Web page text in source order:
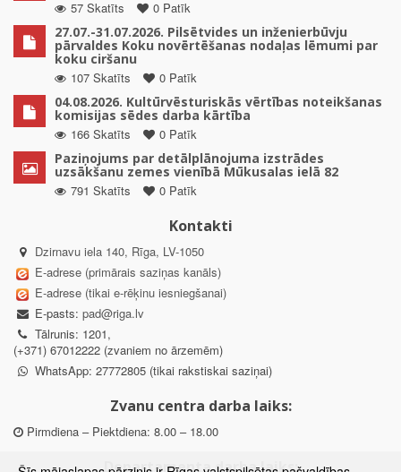
57 Skatīts
0 Patīk
27.07.-31.07.2026. Pilsētvides un inženierbūvju
pārvaldes Koku novērtēšanas nodaļas lēmumi par
koku ciršanu
107 Skatīts
0 Patīk
04.08.2026. Kultūrvēsturiskās vērtības noteikšanas
komisijas sēdes darba kārtība
166 Skatīts
0 Patīk
Paziņojums par detālplānojuma izstrādes
uzsākšanu zemes vienībā Mūkusalas ielā 82
791 Skatīts
0 Patīk
Kontakti
Dzirnavu iela 140, Rīga, LV-1050
E-adrese (primārais saziņas kanāls)
E-adrese (tikai e-rēķinu iesniegšanai)
E-pasts: pad@riga.lv
Tālrunis: 1201,
(+371) 67012222 (zvaniem no ārzemēm)
WhatsApp: 27772805 (tikai rakstiskai saziņai)
Zvanu centra darba laiks:
Pirmdiena – Piektdiena: 8.00 – 18.00
Departamenta darba laiks: